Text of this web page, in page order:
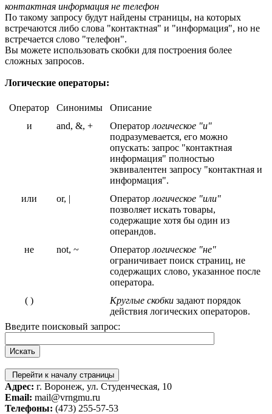
контактная информация не телефон
По такому запросу будут найдены страницы, на которых
встречаются либо слова "контактная" и "информация", но не
встречается слово "телефон".
Вы можете использовать скобки для построения более
сложных запросов.
Логические операторы:
Оператор Синонимы
Описание
и
and, &, + Оператор логическое "и"
подразумевается, его можно
опускать: запрос "контактная
информация" полностью
эквивалентен запросу "контактная и
информация".
или
or, | Оператор логическое "или"
позволяет искать товары,
содержащие хотя бы один из
операндов.
не
not, ~ Оператор логическое "не"
ограничивает поиск страниц, не
содержащих слово, указанное после
оператора.
( )
Круглые скобки задают порядок
действия логических операторов.
Введите поисковый запрос:
Перейти к началу страницы
Адрес: г. Воронеж, ул. Студенческая, 10
Email: mail@vrngmu.ru
Телефоны: (473) 255-57-53